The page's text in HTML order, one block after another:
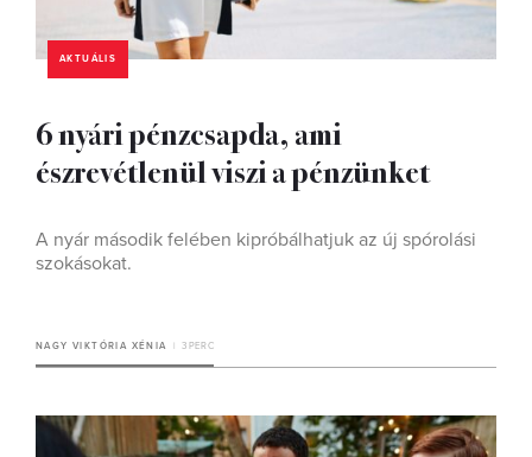
AKTUÁLIS
6 nyári pénzcsapda, ami
észrevétlenül viszi a pénzünket
A nyár második felében kipróbálhatjuk az új spórolási
szokásokat.
NAGY VIKTÓRIA XÉNIA 3 PERC